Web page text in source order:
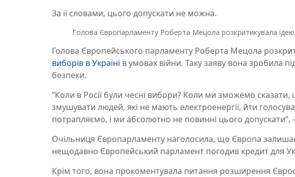
За її словами, цього допускати не можна.
Голова Європарламенту Роберта Мецола розкритикувала
Голова Європейського парламенту Роберта Мецола
виборів в Україні в умовах війни. Таку заяву вона зробила
безпеки.
“Коли в Росії були чесні вибори? Коли ми зможемо
змушувати людей, які не мають електроенергії, йти
потрапляємо, і ми абсолютно не повинні цього допускати”,
Очільниця Європарламенту наголосила, що Європа
нещодавно Європейський парламент погодив кредит для
Крім того, вона прокоментувала питання розширення